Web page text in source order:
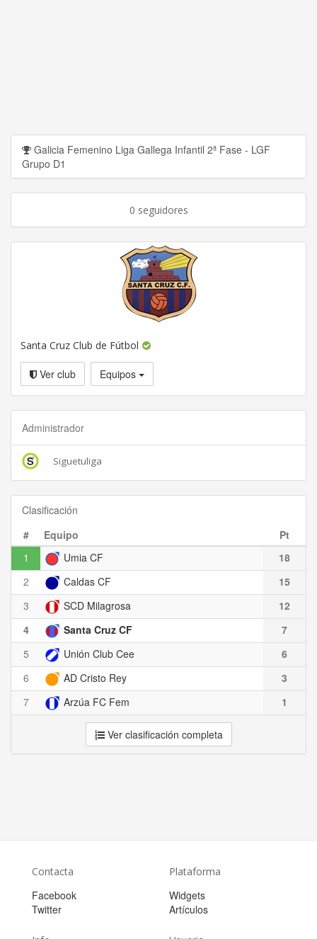
Galicia Femenino Liga Gallega Infantil 2ª Fase - LGF
Grupo D1
0 seguidores
Santa Cruz Club de Fútbol
Ver club Equipos
Administrador
Siguetuliga
Clasificación
#
Equipo
Pt
1
Umia CF
18
2
Caldas CF
15
3
SCD Milagrosa
12
4
Santa Cruz CF
7
5
Unión Club Cee
6
6
AD Cristo Rey
3
7
Arzúa FC Fem 1
Ver clasificación completa
Contacta
Facebook
Twitter
Plataforma
Widgets
Artículos